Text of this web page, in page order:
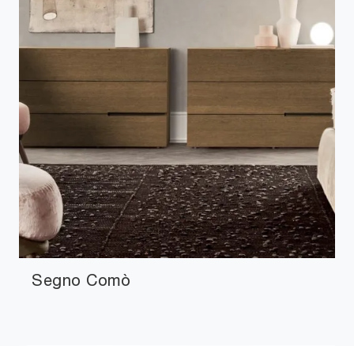
Segno Comò